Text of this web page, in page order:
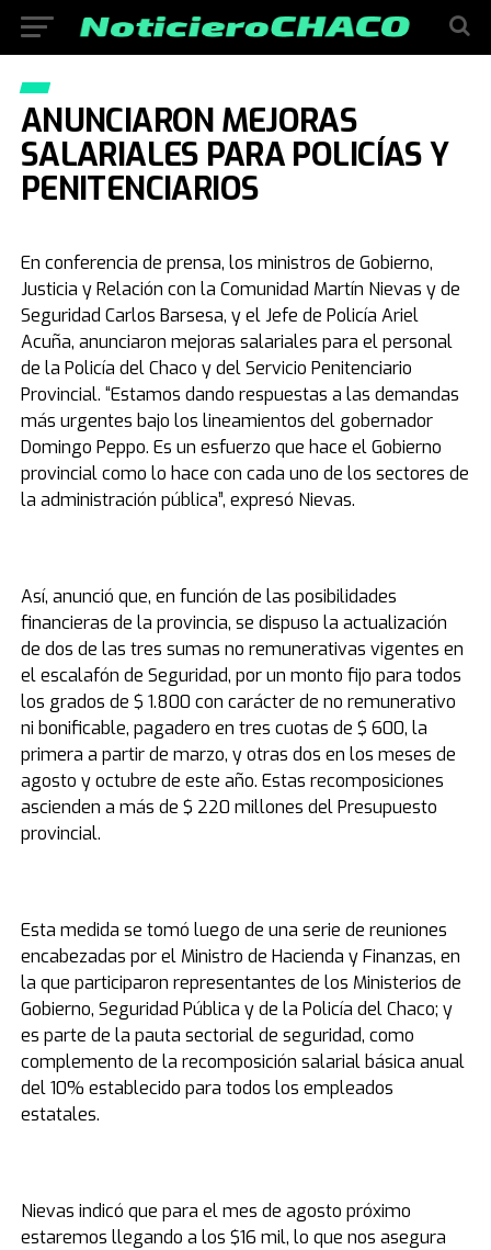
ANUNCIARON MEJORAS
SALARIALES PARA POLICÍAS Y
PENITENCIARIOS
En conferencia de prensa, los ministros de Gobierno,
Justicia y Relación con la Comunidad Martín Nievas y de
Seguridad Carlos Barsesa, y el Jefe de Policía Ariel
Acuña, anunciaron mejoras salariales para el personal
de la Policía del Chaco y del Servicio Penitenciario
Provincial. “Estamos dando respuestas a las demandas
más urgentes bajo los lineamientos del gobernador
Domingo Peppo. Es un esfuerzo que hace el Gobierno
provincial como lo hace con cada uno de los sectores de
la administración pública”, expresó Nievas.
Así, anunció que, en función de las posibilidades
financieras de la provincia, se dispuso la actualización
de dos de las tres sumas no remunerativas vigentes en
el escalafón de Seguridad, por un monto fijo para todos
los grados de $ 1.800 con carácter de no remunerativo
ni bonificable, pagadero en tres cuotas de $ 600, la
primera a partir de marzo, y otras dos en los meses de
agosto y octubre de este año. Estas recomposiciones
ascienden a más de $ 220 millones del Presupuesto
provincial.
Esta medida se tomó luego de una serie de reuniones
encabezadas por el Ministro de Hacienda y Finanzas, en
la que participaron representantes de los Ministerios de
Gobierno, Seguridad Pública y de la Policía del Chaco; y
es parte de la pauta sectorial de seguridad, como
complemento de la recomposición salarial básica anual
del 10% establecido para todos los empleados
estatales.
Nievas indicó que para el mes de agosto próximo
estaremos llegando a los $16 mil, lo que nos asegura